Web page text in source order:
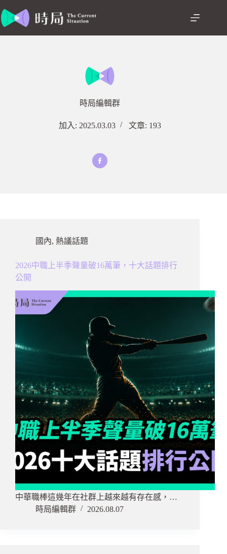
至
時局編輯群
加入: 2025.03.03 文章: 193
國內, 熱議話題
2026中職上半季聲量破16萬筆，十大話題排行
公開
中華職棒這幾年在社群上越來越有存在感，…
時局編輯群
2026.08.07